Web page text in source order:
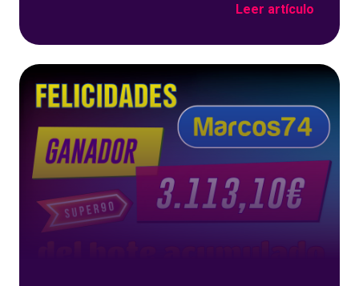
Murcia. Garcia2512 ha cantado bingo en la sala
Leer artículo